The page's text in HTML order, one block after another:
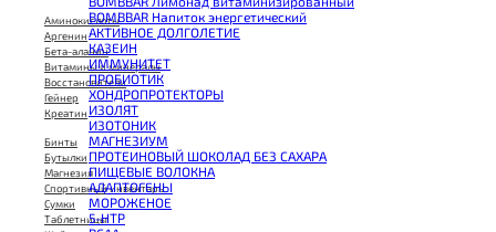
BOMBBAR Напиток энергетический
АКТИВНОЕ ДОЛГОЛЕТИЕ
КАЗЕИН
ИММУНИТЕТ
ПРОБИОТИК
ХОНДРОПРОТЕКТОРЫ
ИЗОЛЯТ
ИЗОТОНИК
МАГНЕЗИУМ
ПРОТЕИНОВЫЙ ШОКОЛАД БЕЗ САХАРА
ПИЩЕВЫЕ ВОЛОКНА
АДАПТОГЕНЫ
МОРОЖЕНОЕ
5-HTP
Аминокислоты
Аргенин
Бета-аланин
Витамины и минералы
Восстановители
Гейнер
Креатин
Бинты
Бутылки
Магнезия
Спортивный инвентарь
Сумки
Таблетницы